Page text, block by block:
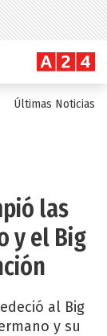
Últimas Noticias
las
y el Big
al Big
y su